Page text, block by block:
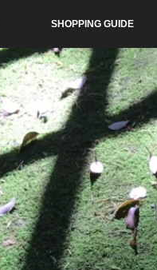
SHOPPING GUIDE